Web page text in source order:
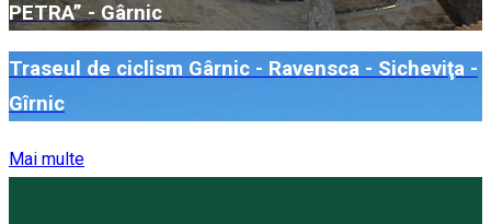
PETRA” - Gârnic
Traseul de ciclism Gârnic - Ravensca - Sicheviţa -
Gîrnic
Mai multe